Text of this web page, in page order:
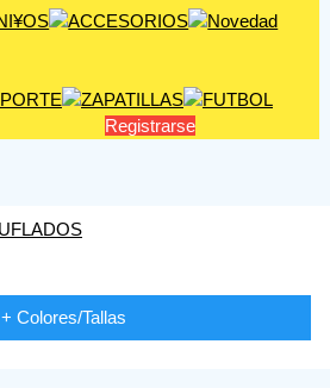
Registrarse
+ Colores/Tallas